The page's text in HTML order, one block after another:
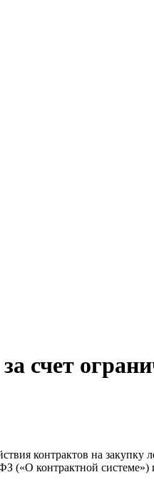
счет
контрактов на закупку
(«О контрактной